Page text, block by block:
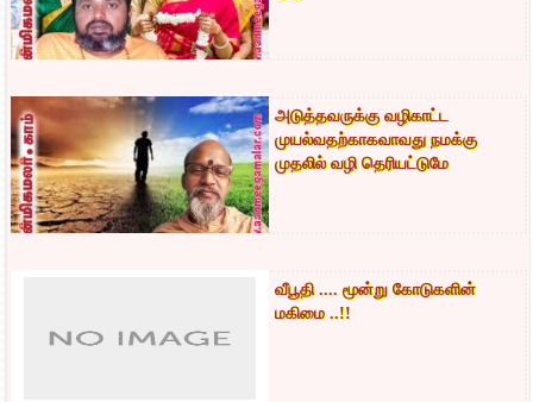
அடுத்தவருக்கு வழிகாட்ட
முயல்வதற்காகவாவது நமக்கு
முதலில் வழி தெரியட்டுமே
வீபூதி .... மூன்று கோடுகளின்
மகிமை ..!!